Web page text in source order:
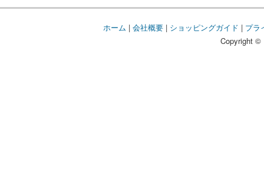
ホーム | 会社概要| ショッピングガイド | プラ
Copyright ©